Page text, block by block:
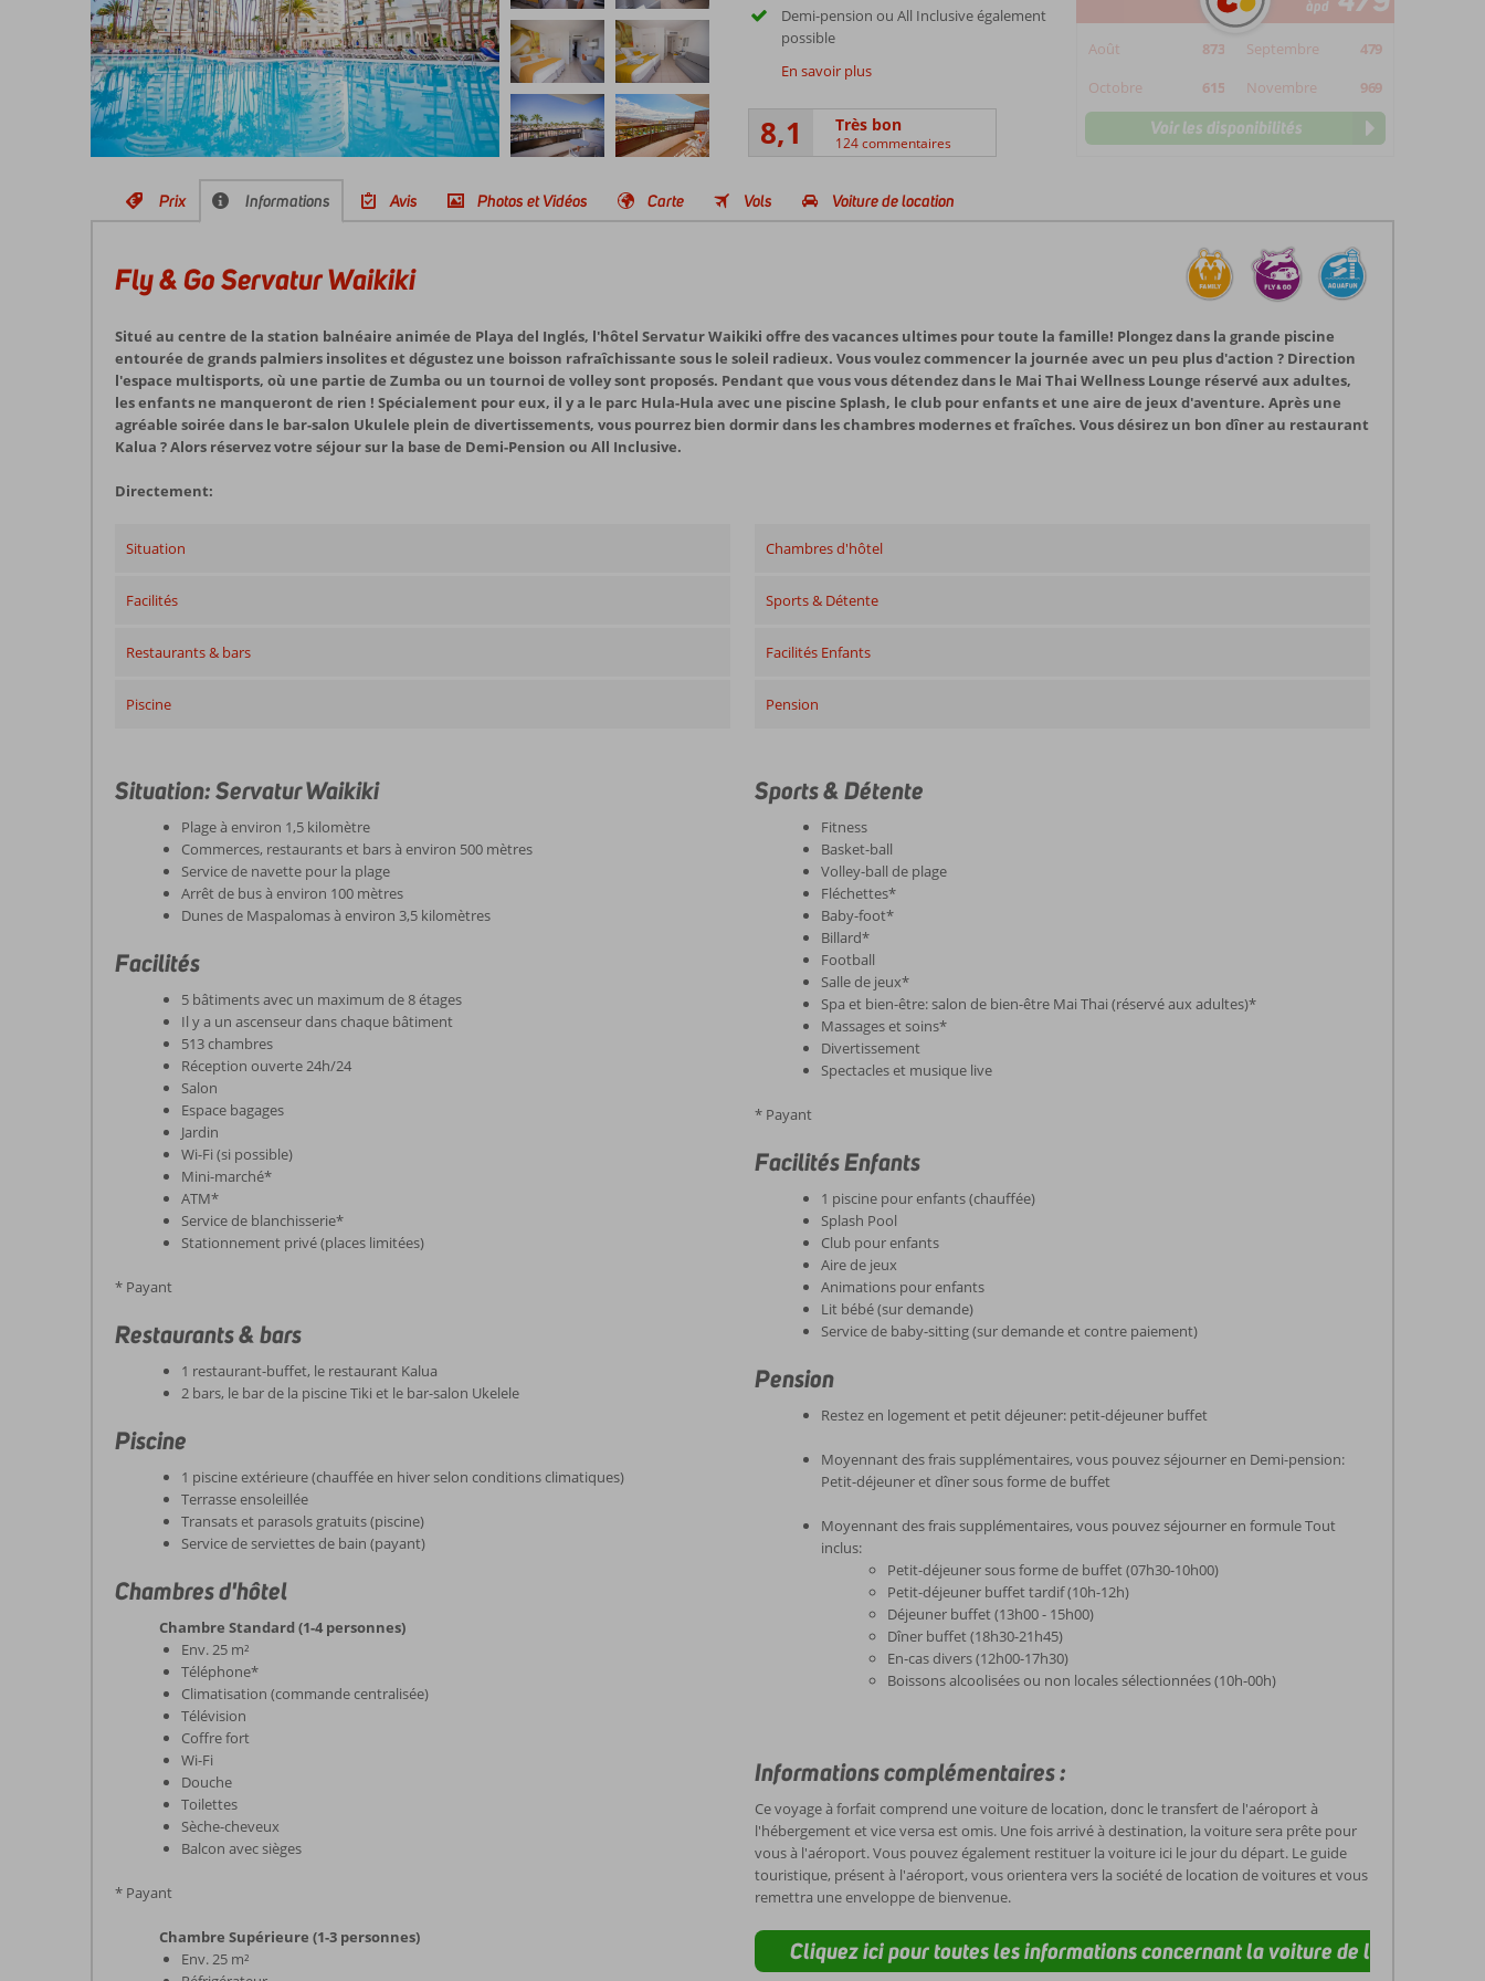
Demi-pension ou All Inclusive également
possible
En savoir plus
8,1 Très bon
124 commentaires
àpd
Août 873 Septembre
479
Octobre
615 Novembre 969
Voir les disponibilités
Prix Informations Avis Photos et Vidéos Carte Vols Voiture de location
Fly & Go Servatur Waikiki
Situé au centre de la station balnéaire animée de Playa del Inglés, l'hôtel Servatur Waikiki offre des vacances ultimes pour toute la famille! Plongez dans la grande piscine
entourée de grands palmiers insolites et dégustez une boisson rafraîchissante sous le soleil radieux. Vous voulez commencer la journée avec un peu plus d'action ? Direction
l'espace multisports, où une partie de Zumba ou un tournoi de volley sont proposés. Pendant que vous vous détendez dans le Mai Thai Wellness Lounge réservé aux adultes,
les enfants ne manqueront de rien ! Spécialement pour eux, il y a le parc Hula-Hula avec une piscine Splash, le club pour enfants et une aire de jeux d'aventure. Après une
agréable soirée dans le bar-salon Ukulele plein de divertissements, vous pourrez bien dormir dans les chambres modernes et fraîches. Vous désirez un bon dîner au restaurant
Kalua ? Alors réservez votre séjour sur la base de Demi-Pension ou All Inclusive.
Directement:
Situation
Facilités
Restaurants & bars
Piscine
Chambres d'hôtel
Sports & Détente
Facilités Enfants
Pension
Situation: Servatur Waikiki
Plage à environ 1,5 kilomètre
Commerces, restaurants et bars à environ 500 mètres
Service de navette pour la plage
Arrêt de bus à environ 100 mètres
Dunes de Maspalomas à environ 3,5 kilomètres
Facilités
5 bâtiments avec un maximum de 8 étages
Il y a un ascenseur dans chaque bâtiment
513 chambres
Réception ouverte 24h/24
Salon
Espace bagages
Jardin
Wi-Fi (si possible)
Mini-marché*
ATM*
Service de blanchisserie*
Stationnement privé (places limitées)
* Payant
Restaurants & bars
1 restaurant-buffet, le restaurant Kalua
2 bars, le bar de la piscine Tiki et le bar-salon Ukelele
Piscine
1 piscine extérieure (chauffée en hiver selon conditions climatiques)
Terrasse ensoleillée
Transats et parasols gratuits (piscine)
Service de serviettes de bain (payant)
Chambres d'hôtel
Chambre Standard (1-4 personnes)
Env. 25 m²
Téléphone*
Climatisation (commande centralisée)
Télévision
Coffre fort
Wi-Fi
Douche
Toilettes
Sèche-cheveux
Balcon avec sièges
* Payant
Chambre Supérieure (1-3 personnes)
Env. 25 m²
Sports & Détente
Fitness
Basket-ball
Volley-ball de plage
Fléchettes*
Baby-foot*
Billard*
Football
Salle de jeux*
Spa et bien-être: salon de bien-être Mai Thai (réservé aux adultes)*
Massages et soins*
Divertissement
Spectacles et musique live
* Payant
Facilités Enfants
1 piscine pour enfants (chauffée)
Splash Pool
Club pour enfants
Aire de jeux
Animations pour enfants
Lit bébé (sur demande)
Service de baby-sitting (sur demande et contre paiement)
Pension
Restez en logement et petit déjeuner: petit-déjeuner buffet
Moyennant des frais supplémentaires, vous pouvez séjourner en Demi-pension:
Petit-déjeuner et dîner sous forme de buffet
Moyennant des frais supplémentaires, vous pouvez séjourner en formule Tout
inclus:
Petit-déjeuner sous forme de buffet (07h30-10h00)
Petit-déjeuner buffet tardif (10h-12h)
Déjeuner buffet (13h00 - 15h00)
Dîner buffet (18h30-21h45)
En-cas divers (12h00-17h30)
Boissons alcoolisées ou non locales sélectionnées (10h-00h)
Informations complémentaires :
Ce voyage à forfait comprend une voiture de location, donc le transfert de l'aéroport à
l'hébergement et vice versa est omis. Une fois arrivé à destination, la voiture sera prête pour
vous à l'aéroport. Vous pouvez également restituer la voiture ici le jour du départ. Le guide
touristique, présent à l'aéroport, vous orientera vers la société de location de voitures et vous
remettra une enveloppe de bienvenue.
Cliquez ici pour toutes les informations concernant la voiture de location